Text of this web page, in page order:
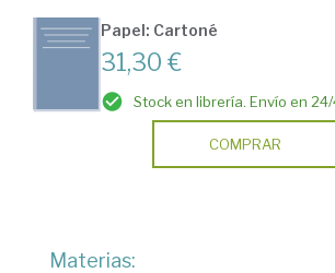
Papel: Cartoné
31,30 €
Stock en librería. Envío en
COMPRAR
Materias: